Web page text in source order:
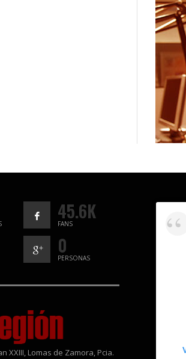
45.6K
FANS
0
PERSONAS
XXIII, Lomas de Zamora, Pcia.